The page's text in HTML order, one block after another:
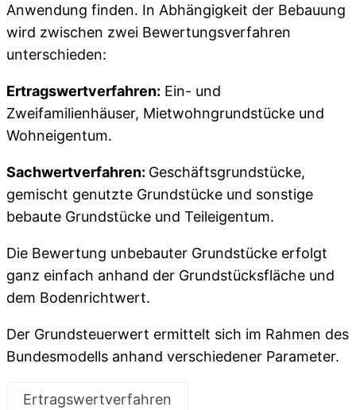
Anwendung finden. In Abhängigkeit der Bebauung
wird zwischen zwei Bewertungsverfahren
unterschieden:
Ertragswertverfahren: Ein- und
Zweifamilienhäuser, Mietwohngrundstücke und
Wohneigentum.
Sachwertverfahren: Geschäftsgrundstücke,
gemischt genutzte Grundstücke und sonstige
bebaute Grundstücke und Teileigentum.
Die Bewertung unbebauter Grundstücke erfolgt
ganz einfach anhand der Grundstücksfläche und
dem Bodenrichtwert.
Der Grundsteuerwert ermittelt sich im Rahmen des
Bundesmodells anhand verschiedener Parameter.
Ertragswertverfahren